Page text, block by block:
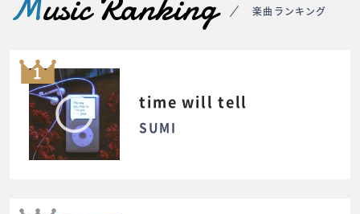
楽曲ランキング
1
time will tell
SUMI